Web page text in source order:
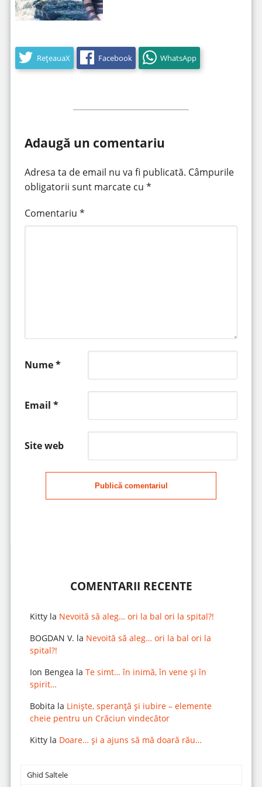
RețeauaX Facebook WhatsApp
Adaugă un comentariu
Adresa ta de email nu va fi publicată. Câmpurile
obligatorii sunt marcate cu *
Comentariu *
Nume*
Email *
Site web
Publică comentariul
COMENTARII RECENTE
Kittyla Nevoită să aleg… ori la bal ori la spital?!
BOGDAN V. la Nevoită să aleg… ori la bal ori la
spital?!
Ion Bengea la Te simt… în inimă, în vene și în
spirit…
Bobita la Liniște, speranță și iubire – elemente
cheie pentru un Crăciun vindecător
Kittyla Doare… și a ajuns să mă doară rău…
Ghid Saltele